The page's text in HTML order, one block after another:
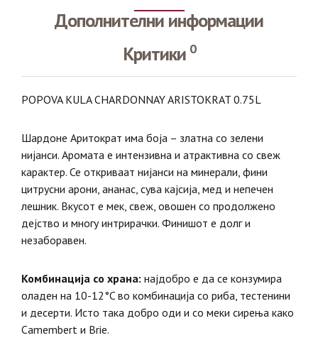
Дополнителни информации
Критики 0
POPOVA KULA CHARDONNAY ARISTOKRAT 0.75L
Шардоне Аритократ има боја – златна со зелени
нијанси. Аромата е интензивна и атрактивна со свеж
карактер. Се откриваат нијанси на минерали, фини
цитрусни арони, ананас, сува кајсија, мед и непечен
лешник. Вкусот е мек, свеж, овошен со продолжено
дејство и многу интрирачки. Финишот е долг и
незаборавен.
Комбинација со храна: најдобро е да се конзумира
оладен на 10-12°C во комбинација со риба, тестенини
и десерти. Исто така добро оди и со меки сирења како
Camembert и Brie.